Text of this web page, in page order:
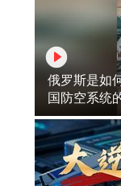
俄罗斯是如
国防空系统